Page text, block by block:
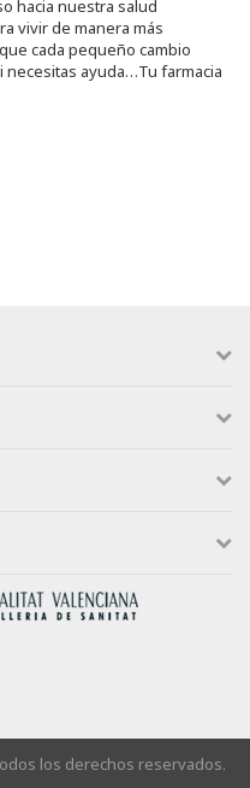
hacia nuestra salud
vivir de manera más
cada pequeño cambio
necesitas ayuda…Tu farmacia
los derechos reservados.